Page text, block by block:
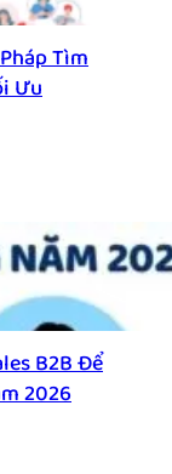
Tìm
Ưu
B2B Để
2026